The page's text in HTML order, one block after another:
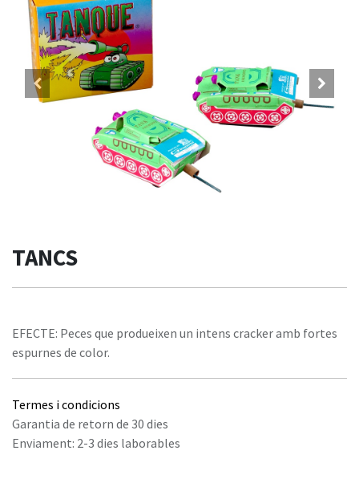
TANCS
EFECTE: Peces que produeixen un intens cracker amb fortes
espurnes de color.
Termes i condicions
Garantia de retorn de 30 dies
Enviament: 2-3 dies laborables